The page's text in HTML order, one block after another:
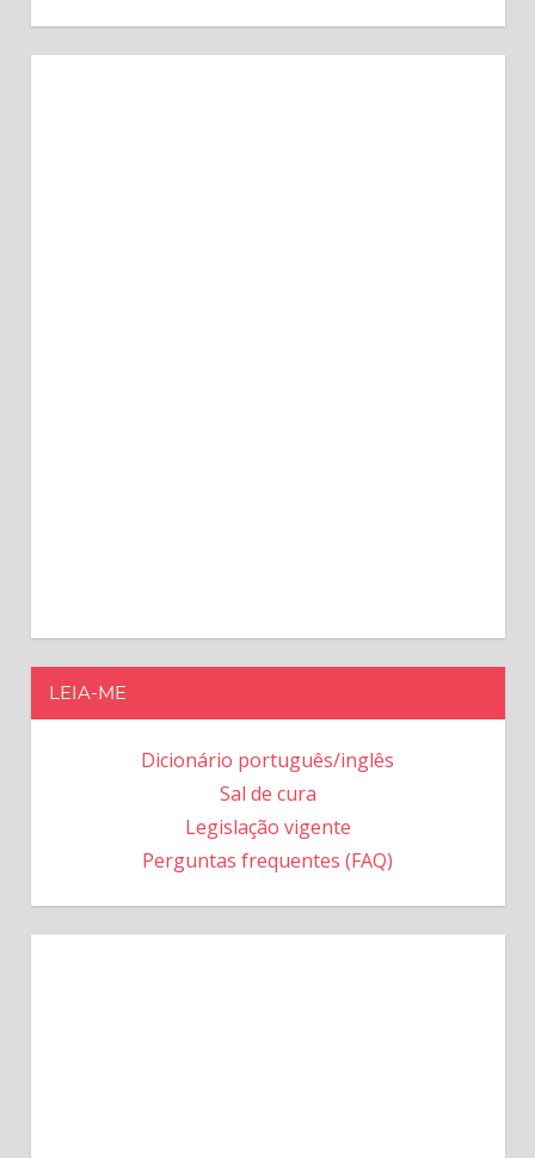
LEIA-ME
Dicionário português/inglês
Sal de cura
Legislação vigente
Perguntas frequentes (FAQ)